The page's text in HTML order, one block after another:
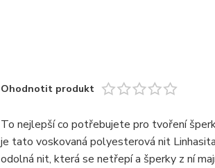
Ohodnotit produkt
To nejlepší co potřebujete pro tvoření
je tato voskovaná polyesterová nit
odolná nit, která se netřepí a šperky z ní